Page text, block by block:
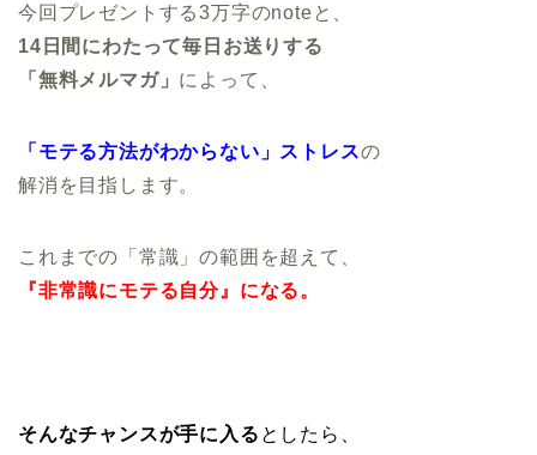
今回プレゼントする3万字のnoteと、
14日間にわたって毎日お送りする
「無料メルマガ」 によって、
「モテる方法がわからない」ストレスの
解消を目指します。
これまでの「常識」の範囲を超えて、
『非常識にモテる自分』になる。
そんなチャンスが手に入る としたら、